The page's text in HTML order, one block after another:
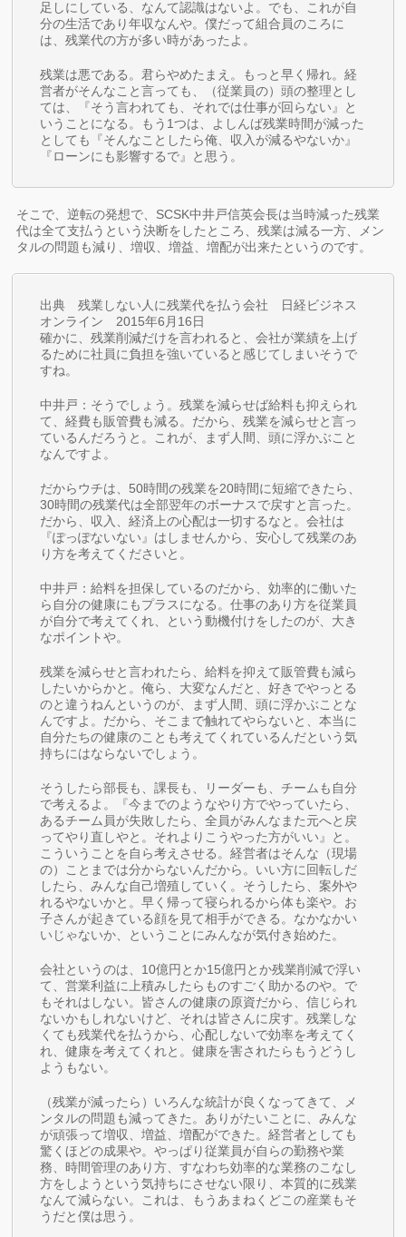
足しにしている、なんて認識はないよ。でも、これが自
分の生活であり年収なんや。僕だって組合員のころに
は、残業代の方が多い時があったよ。
残業は悪である。君らやめたまえ。もっと早く帰れ。経
営者がそんなこと言っても、（従業員の）頭の整理とし
ては、『そう言われても、それでは仕事が回らない』と
いうことになる。もう1つは、よしんば残業時間が減った
としても『そんなことしたら俺、収入が減るやないか』
『ローンにも影響するで』と思う。
そこで、逆転の発想で、SCSK中井戸信英会長は当時減った残業
代は全て支払うという決断をしたところ、残業は減る一方、メン
タルの問題も減り、増収、増益、増配が出来たというのです。
出典 残業しない人に残業代を払う会社 日経ビジネス
オンライン 2015年6月16日
確かに、残業削減だけを言われると、会社が業績を上げ
るために社員に負担を強いていると感じてしまいそうで
すね。
中井戸：そうでしょう。残業を減らせば給料も抑えられ
て、経費も販管費も減る。だから、残業を減らせと言っ
ているんだろうと。これが、まず人間、頭に浮かぶこと
なんですよ。
だからウチは、50時間の残業を20時間に短縮できたら、
30時間の残業代は全部翌年のボーナスで戻すと言った。
だから、収入、経済上の心配は一切するなと。会社は
『ぽっぽないない』はしませんから、安心して残業のあ
り方を考えてくださいと。
中井戸：給料を担保しているのだから、効率的に働いた
ら自分の健康にもプラスになる。仕事のあり方を従業員
が自分で考えてくれ、という動機付けをしたのが、大き
なポイントや。
残業を減らせと言われたら、給料を抑えて販管費も減ら
したいからかと。俺ら、大変なんだと、好きでやっとる
のと違うねんというのが、まず人間、頭に浮かぶことな
んですよ。だから、そこまで触れてやらないと、本当に
自分たちの健康のことも考えてくれているんだという気
持ちにはならないでしょう。
そうしたら部長も、課長も、リーダーも、チームも自分
で考えるよ。『今までのようなやり方でやっていたら、
あるチーム員が失敗したら、全員がみんなまた元へと戻
ってやり直しやと。それよりこうやった方がいい』と。
こういうことを自ら考えさせる。経営者はそんな（現場
の）ことまでは分からないんだから。いい方に回転しだ
したら、みんな自己増殖していく。そうしたら、案外や
れるやないかと。早く帰って寝られるから体も楽や。お
子さんが起きている顔を見て相手ができる。なかなかい
いじゃないか、ということにみんなが気付き始めた。
会社というのは、10億円とか15億円とか残業削減で浮い
て、営業利益に上積みしたらものすごく助かるのや。で
もそれはしない。皆さんの健康の原資だから、信じられ
ないかもしれないけど、それは皆さんに戻す。残業しな
くても残業代を払うから、心配しないで効率を考えてく
れ、健康を考えてくれと。健康を害されたらもうどうし
ようもない。
（残業が減ったら）いろんな統計が良くなってきて、メ
ンタルの問題も減ってきた。ありがたいことに、みんな
が頑張って増収、増益、増配ができた。経営者としても
驚くほどの成果や。やっぱり従業員が自らの勤務や業
務、時間管理のあり方、すなわち効率的な業務のこなし
方をしようという気持ちにさせない限り、本質的に残業
なんて減らない。これは、もうあまねくどこの産業もそ
うだと僕は思う。